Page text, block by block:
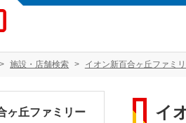
施設・店舗検索 イオン新百合ヶ丘ファミ
イ
ヶ丘ファミリー